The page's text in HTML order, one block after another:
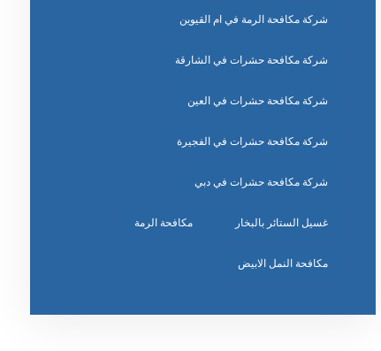
شركة مكافحة الرمة في ام القيوين
شركة مكافحة حشرات في الشارقة
شركة مكافحة حشرات في العين
شركة مكافحة حشرات في الفجيرة
شركة مكافحة حشرات في دبي
غسيل الستائر بالبخار مكافحة الرمة
مكافحة النمل الابيض